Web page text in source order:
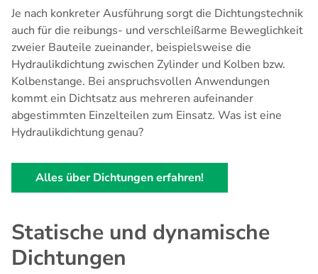
Je nach konkreter Ausführung sorgt die Dichtungstechnik
auch für die reibungs- und verschleißarme Beweglichkeit
zweier Bauteile zueinander, beispielsweise die
Hydraulikdichtung zwischen Zylinder und Kolben bzw.
Kolbenstange. Bei anspruchsvollen Anwendungen
kommt ein Dichtsatz aus mehreren aufeinander
abgestimmten Einzelteilen zum Einsatz. Was ist eine
Hydraulikdichtung genau?
Alles über Dichtungen erfahren!
Statische und dynamische
Dichtungen